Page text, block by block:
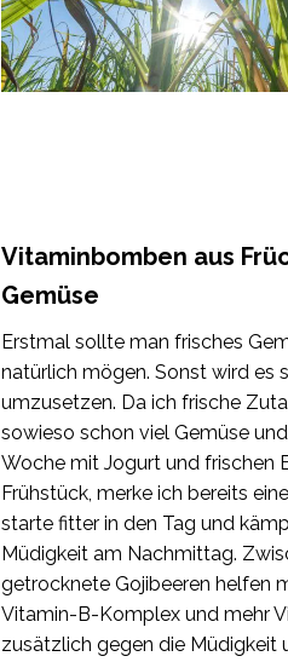
Vitaminbomben aus
Gemüse
Erstmal sollte man frisches
natürlich mögen. Sonst wird es
umzusetzen. Da ich frische
sowieso schon viel Gemüse
Woche mit Jogurt und frischen
Frühstück, merke ich bereits
starte fitter in den Tag und
Müdigkeit am Nachmittag.
getrocknete Gojibeeren helfen
Vitamin-B-Komplex und mehr
zusätzlich gegen die Müdigkeit